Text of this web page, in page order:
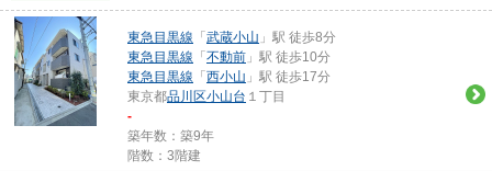
東急目黒線 「 武蔵小山 」駅 徒歩8分
東急目黒線 「 不動前 」駅 徒歩10分
東急目黒線 「 西小山 」駅 徒歩17分
東京都品川区小山台 １丁目
-
築年数：築9年
階数：3階建